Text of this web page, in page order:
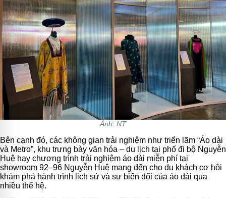
Ảnh: NT
Bên cạnh đó, các không gian trải nghiệm như triển lãm “Áo dài
và Metro”, khu trưng bày văn hóa – du lịch tại phố đi bộ Nguyễn
Huệ hay chương trình trải nghiệm áo dài miễn phí tại
showroom 92–96 Nguyễn Huệ mang đến cho du khách cơ hội
khám phá hành trình lịch sử và sự biến đổi của áo dài qua
nhiều thế hệ.